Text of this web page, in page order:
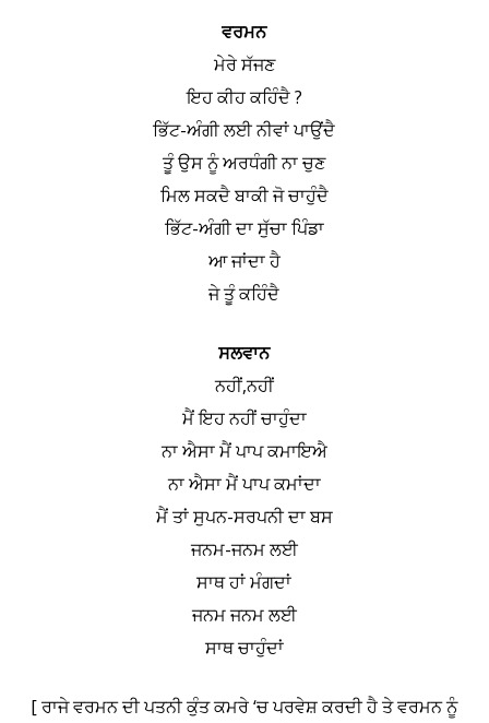
ਵਰਮਨ
ਮੇਰੇ ਸੱਜਣ
ਇਹ ਕੀਹ ਕਹਿੰਦੈ ?
ਭਿੱਟ-ਅੰਗੀ ਲਈ ਨੀਵਾਂ ਪਾਉਂਦੈ
ਤੂੰ ਉਸ ਨੂੰ ਅਰਧੰਗੀ ਨਾ ਚੁਣ
ਮਿਲ ਸਕਦੈ ਬਾਕੀ ਜੋ ਚਾਹੁੰਦੈ
ਭਿੱਟ-ਅੰਗੀ ਦਾ ਸੁੱਚਾ ਪਿੰਡਾ
ਆ ਜਾਂਦਾ ਹੈ
ਜੇ ਤੂੰ ਕਹਿੰਦੈ
ਸਲਵਾਨ
ਨਹੀਂ,ਨਹੀਂ
ਮੈਂ ਇਹ ਨਹੀਂ ਚਾਹੁੰਦਾ
ਨਾ ਐਸਾ ਮੈਂ ਪਾਪ ਕਮਾਇਐ
ਨਾ ਐਸਾ ਮੈਂ ਪਾਪ ਕਮਾਂਦਾ
ਮੈਂ ਤਾਂ ਸੁਪਨ-ਸਰਪਨੀ ਦਾ ਬਸ
ਜਨਮ-ਜਨਮ ਲਈ
ਸਾਥ ਹਾਂ ਮੰਗਦਾਂ
ਜਨਮ ਜਨਮ ਲਈ
ਸਾਥ ਚਾਹੁੰਦਾਂ
[ ਰਾਜੇ ਵਰਮਨ ਦੀ ਪਤਨੀ ਕੁੰਤ ਕਮਰੇ ‘ਚ ਪਰਵੇਸ਼ ਕਰਦੀ ਹੈ ਤੇ ਵਰਮਨ ਨੂੰ